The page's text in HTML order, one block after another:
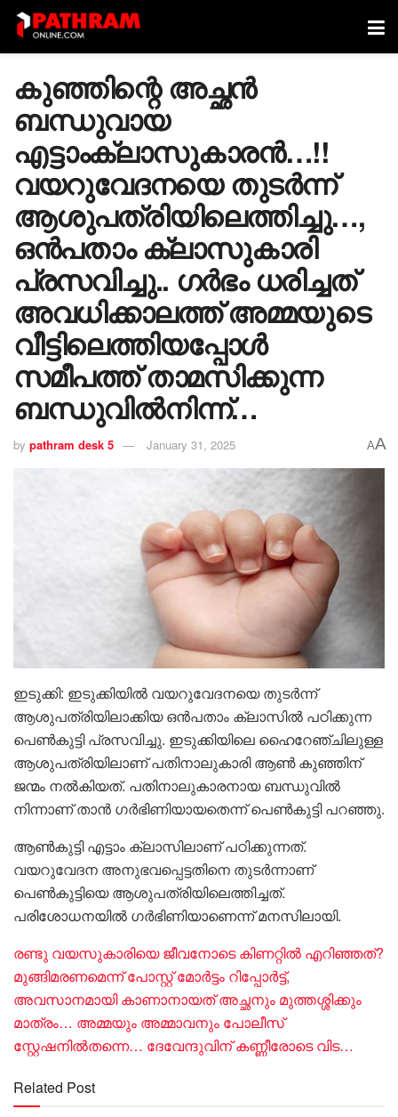
കുഞ്ഞിന്റെ അച്ഛൻ
ബന്ധുവായ
എട്ടാംക്ലാസുകാരൻ…!!
വയറുവേദനയെ തുടർന്ന്
ആശുപത്രിയിലെത്തിച്ചു…,
ഒൻപതാം ക്ലാസുകാരി
പ്രസവിച്ചു.. ഗർഭം ധരിച്ചത്
അവധിക്കാലത്ത് അമ്മയുടെ
വീട്ടിലെത്തിയപ്പോൾ
സമീപത്ത് താമസിക്കുന്ന
ബന്ധുവിൽനിന്ന്…
by pathram desk 5 January 31, 2025 AA
ഇടുക്കി: ഇടുക്കിയിൽ വയറുവേദനയെ തുടർന്ന്
ആശുപത്രിയിലാക്കിയ ഒൻപതാം ക്ലാസിൽ പഠിക്കുന്ന
പെൺകുട്ടി പ്രസവിച്ചു. ഇടുക്കിയിലെ ഹൈറേഞ്ചിലുള്ള
ആശുപത്രിയിലാണ് പതിനാലുകാരി ആൺ കുഞ്ഞിന്
ജന്മം നൽകിയത്. പതിനാലുകാരനായ ബന്ധുവിൽ
നിന്നാണ് താൻ ഗർഭിണിയായതെന്ന് പെൺകുട്ടി പറഞ്ഞു.
ആൺകുട്ടി എട്ടാം ക്ലാസിലാണ് പഠിക്കുന്നത്.
വയറുവേദന അനുഭവപ്പെട്ടതിനെ തുടർന്നാണ്
പെൺകുട്ടിയെ ആശുപത്രിയിലെത്തിച്ചത്.
പരിശോധനയിൽ ഗർഭിണിയാണെന്ന് മനസിലായി.
രണ്ടു വയസുകാരിയെ ജീവനോടെ കിണറ്റിൽ എറിഞ്ഞത്?
മുങ്ങിമരണമെന്ന് പോസ്റ്റ് മോർട്ടം റിപ്പോർട്ട്,
അവസാനമായി കാണാനായത് അച്ഛനും മുത്തശ്ശിക്കും
മാത്രം… അമ്മയും അമ്മാവനും പോലീസ്
സ്റ്റേഷനിൽതന്നെ… ദേവേന്ദുവിന് കണ്ണീരോടെ വിട…
Related Post